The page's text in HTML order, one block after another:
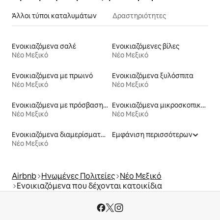
Άλλοι τύποι καταλυμάτων Δραστηριότητες
Ενοικιαζόμενα σαλέ
Νέο Μεξικό
Ενοικιαζόμενες βίλες
Νέο Μεξικό
Ενοικιαζόμενα με πρωινό
Νέο Μεξικό
Ενοικιαζόμενα ξυλόσπιτα
Νέο Μεξικό
Ενοικιαζόμενα με πρόσβαση σε σκι
Νέο Μεξικό
Ενοικιαζόμενα μικροσκοπικά σπίτια
Νέο Μεξικό
Ενοικιαζόμενα διαμερίσματα με υπηρεσίες εξυπηρέτησης
Νέο Μεξικό
Εμφάνιση περισσότερων
Airbnb Ηνωμένες Πολιτείες Νέο Μεξικό
Ενοικιαζόμενα που δέχονται κατοικίδια